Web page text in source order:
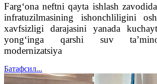
Farg‘ona neftni qayta ishlash
infratuzilmasining ishonchliligini
xavfsizligi darajasini yanada
yong‘inga qarshi suv
modernizatsiya
Батафсил...